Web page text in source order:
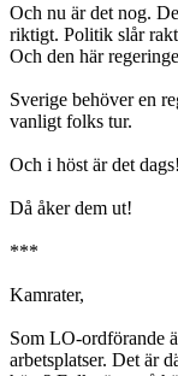
Och nu är det nog.
riktigt. Politik slår
Och den här
Sverige behöver en
vanligt folks tur.
Och i höst är det
Då åker dem ut!
***
Kamrater,
Som LO-ordförande
arbetsplatser. Det är